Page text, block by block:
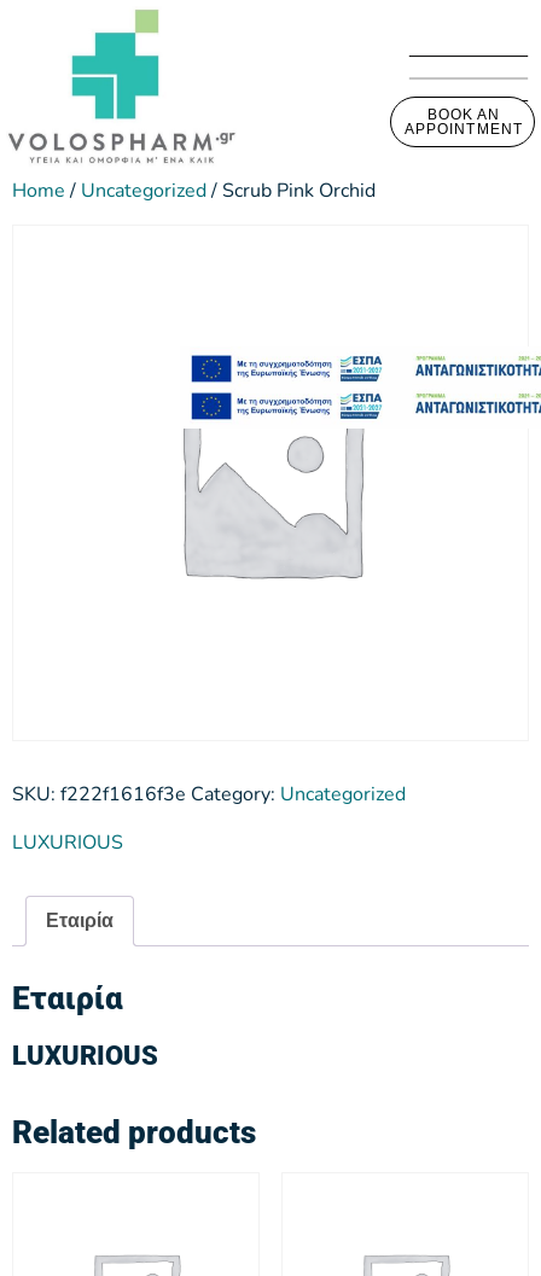
BOOK AN
APPOINTMENT
Home/ Uncategorized/ Scrub Pink Orchid
SKU: f222f1616f3e Category: Uncategorized
LUXURIOUS
Εταιρία
Εταιρία
LUXURIOUS
Related products